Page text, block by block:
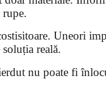
rupe.
Uneori
reală.
nu poate fi